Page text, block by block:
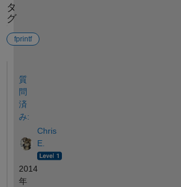
タ
グ
fprintf
質
問
済
み:
Chris
E.
2014
年